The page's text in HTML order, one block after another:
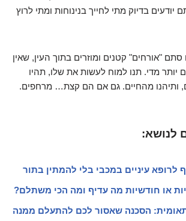
בדיוק מתי לחייך בנינוחות ומתי לרוץ
"אורחים" קטנים ומוזרים בתוך העין, שאין
יותר מדי. תנו למוח לעשות את שלו, תהיו
ותיהנו מהחיים. גם אם הם קצת… מרחפים.
לנושא:
לרופא עיניים במכבי בלי להמתין בתור
או חודשיות מה עדיף ומה הכי משתלם?
הסכנה שאסור לכם להתעלם ממנה